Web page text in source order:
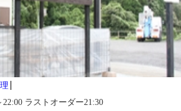
ラストオーダー21:30